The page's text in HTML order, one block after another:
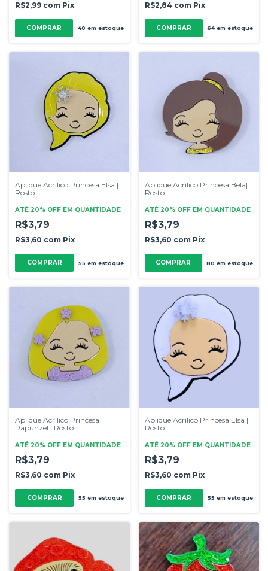
R$2,99 com Pix
COMPRAR 40 em estoque
R$2,84 com Pix
COMPRAR 64em estoque
Aplique Acrílico Princesa Elsa |
Rosto
ATÉ 20% OFF EM QUANTIDADE
R$3,79
R$3,60 com Pix
COMPRAR 55 em estoque
Aplique Acrílico Princesa Bela|
Rosto
ATÉ 20% OFF EM QUANTIDADE
R$3,79
R$3,60 com Pix
COMPRAR 80 em estoque
Aplique Acrílico Princesa
Rapunzel | Rosto
ATÉ 20% OFF EM QUANTIDADE
R$3,79
R$3,60 com Pix
COMPRAR 55 em estoque
Aplique Acrílico Princesa Elsa |
Rosto
ATÉ 20% OFF EM QUANTIDADE
R$3,79
R$3,60 com Pix
COMPRAR 55 em estoque